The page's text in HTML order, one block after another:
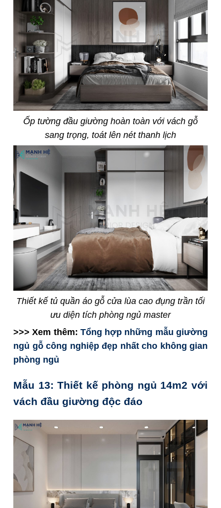
Ốp tường đầu giường hoàn toàn với vách gỗ
sang trọng, toát lên nét thanh lịch
Thiết kế tủ quần áo gỗ cửa lùa cao đụng trần tối
ưu diện tích phòng ngủ master
>>> Xem thêm: Tổng hợp những mẫu giường
ngủ gỗ công nghiệp đẹp nhất cho không gian
phòng ngủ
Mẫu 13: Thiết kế phòng ngủ 14m2 với
vách đầu giường độc đáo